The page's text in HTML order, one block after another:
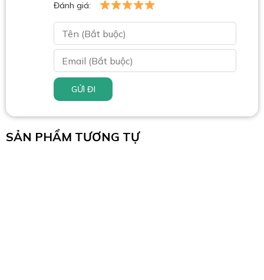
Đánh giá:
GỬI ĐI
SẢN PHẨM TƯƠNG TỰ